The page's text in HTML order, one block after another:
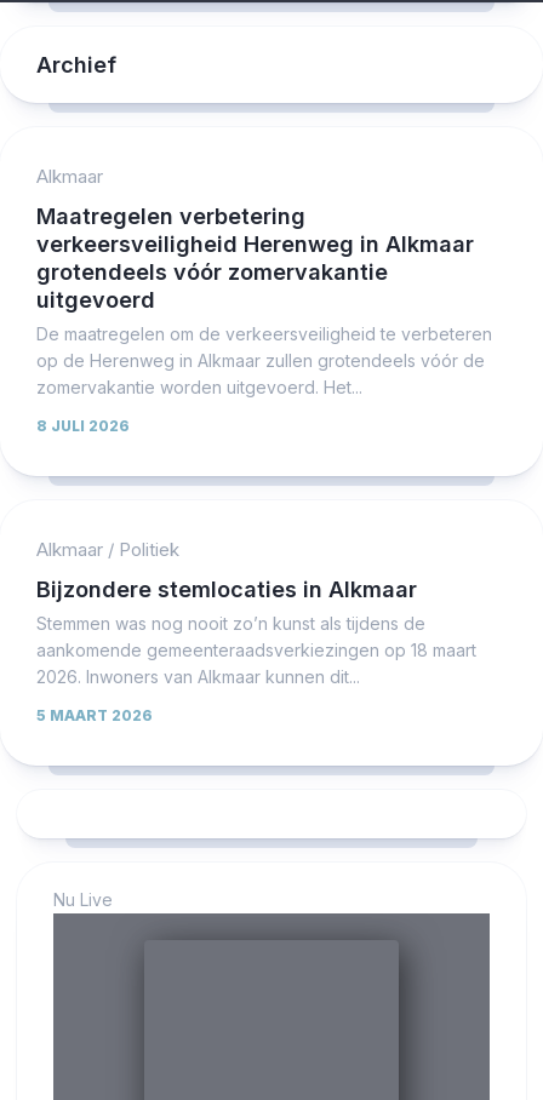
Archief
Alkmaar
Maatregelen verbetering
verkeersveiligheid Herenweg in Alkmaar
grotendeels vóór zomervakantie
uitgevoerd
De maatregelen om de verkeersveiligheid te verbeteren
op de Herenweg in Alkmaar zullen grotendeels vóór de
zomervakantie worden uitgevoerd. Het...
8 JULI 2026
Alkmaar / Politiek
Bijzondere stemlocaties in Alkmaar
Stemmen was nog nooit zo’n kunst als tijdens de
aankomende gemeenteraadsverkiezingen op 18 maart
2026. Inwoners van Alkmaar kunnen dit...
5 MAART 2026
Nu Live